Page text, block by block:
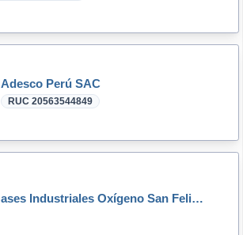
Adesco Perú SAC
RUC 20563544849
Gases Industriales Oxígeno San Felipe - OSF